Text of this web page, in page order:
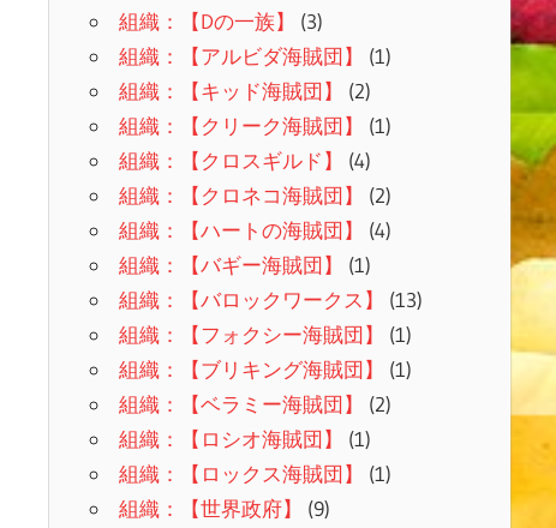
組織：【Dの一族】
(3)
組織：【アルビダ海賊団】
(1)
組織：【キッド海賊団】
(2)
組織：【クリーク海賊団】
(1)
組織：【クロスギルド】
(4)
組織：【クロネコ海賊団】
(2)
組織：【ハートの海賊団】
(4)
組織：【バギー海賊団】
(1)
組織：【バロックワークス】
(13)
組織：【フォクシー海賊団】
(1)
組織：【ブリキング海賊団】
(1)
組織：【ベラミー海賊団】
(2)
組織：【ロシオ海賊団】
(1)
組織：【ロックス海賊団】
(1)
組織：【世界政府】
(9)